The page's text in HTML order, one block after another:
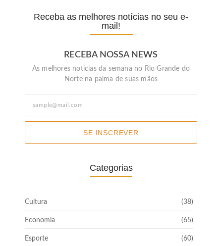
Receba as melhores notícias no seu e-
mail!
RECEBA NOSSA NEWS
As melhores noticias da semana no Rio Grande do
Norte na palma de suas mãos
SE INSCREVER
Categorias
Cultura (38)
Economia (65)
Esporte (60)